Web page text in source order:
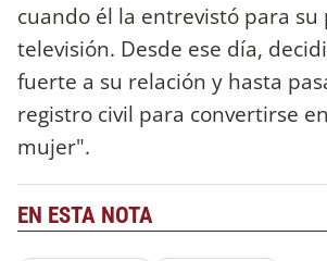
cuando él la entrevistó para su
televisión. Desde ese día,
fuerte a su relación y hasta
registro civil para convertirse
mujer".
EN ESTA NOTA